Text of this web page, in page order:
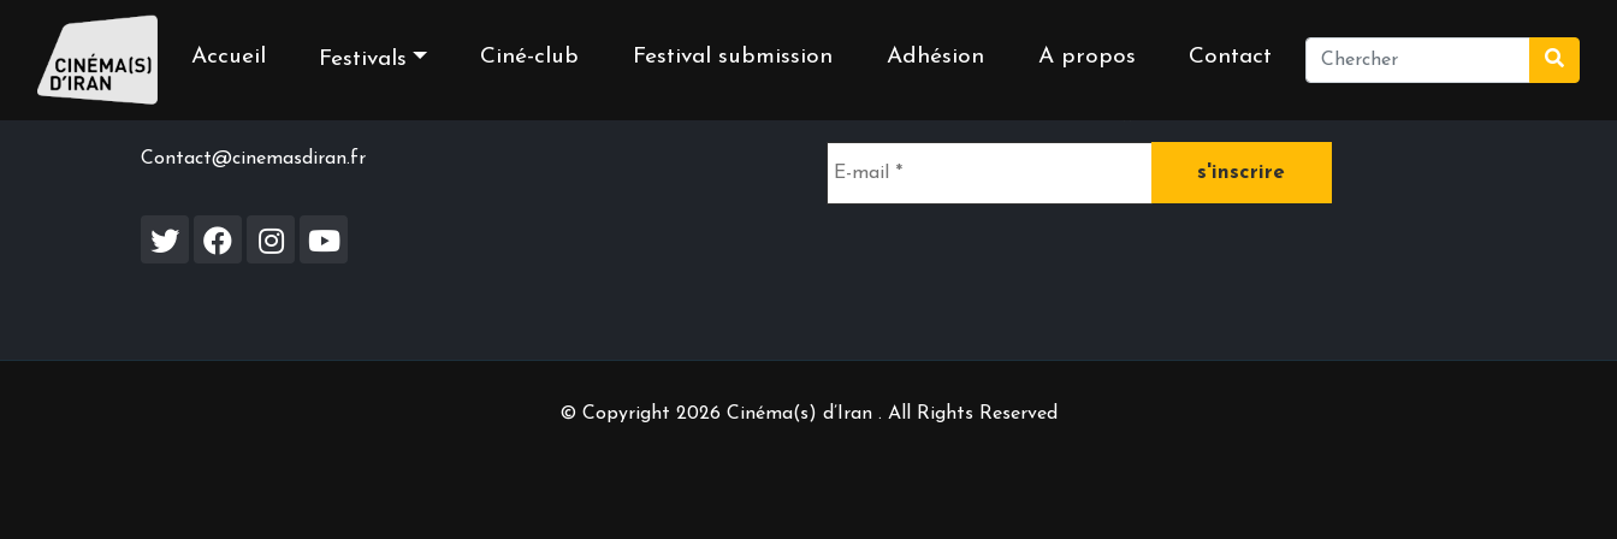
Accueil Festivals Ciné-club Festival submission Adhésion A propos Contact
Contact us
Contact@cinemasdiran.fr
Inscrivez-vous à notre newsletter
© Copyright 2026 Cinéma(s) d’Iran . All Rights Reserved